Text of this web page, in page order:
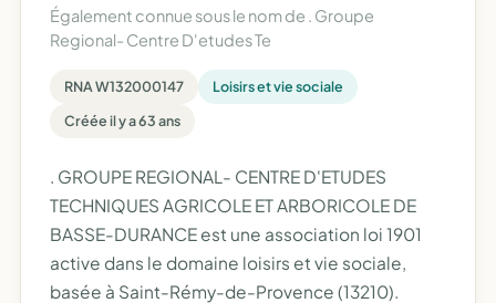
Également connue sous le nom de . Groupe
Regional- Centre D'etudes Te
RNA W132000147
Loisirs et vie sociale
Créée il y a 63 ans
. GROUPE REGIONAL- CENTRE D'ETUDES
TECHNIQUES AGRICOLE ET ARBORICOLE DE
BASSE-DURANCE est une association loi 1901
active dans le domaine loisirs et vie sociale,
basée à Saint-Rémy-de-Provence (13210).